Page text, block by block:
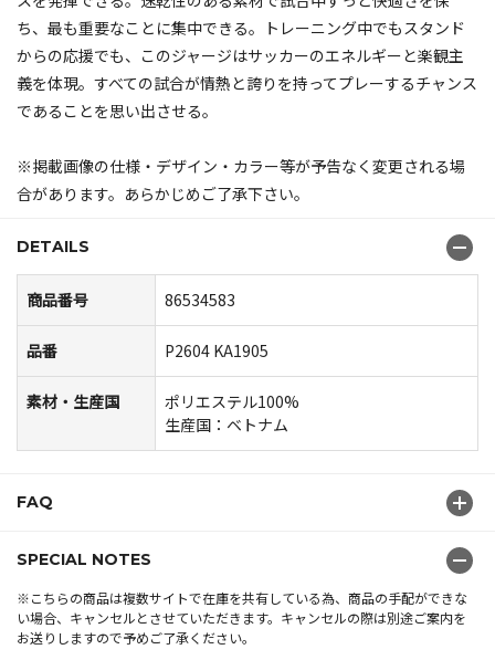
ち、最も重要なことに集中できる。トレーニング中でもスタンド
からの応援でも、このジャージはサッカーのエネルギーと楽観主
義を体現。すべての試合が情熱と誇りを持ってプレーするチャンス
であることを思い出させる。
※掲載画像の仕様・デザイン・カラー等が予告なく変更される場
合があります。あらかじめご了承下さい。
DETAILS
商品番号 86534583
品番 P2604 KA1905
素材・生産国
ポリエステル100%
生産国：ベトナム
FAQ
SPECIAL NOTES
※こちらの商品は複数サイトで在庫を共有している為、商品の手配ができな
い場合、キャンセルとさせていただきます。キャンセルの際は別途ご案内を
お送りしますので予めご了承ください。